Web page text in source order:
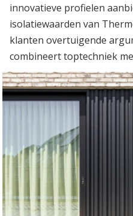
innovatieve profielen
isolatiewaarden van
klanten overtuigende
combineert toptechniek